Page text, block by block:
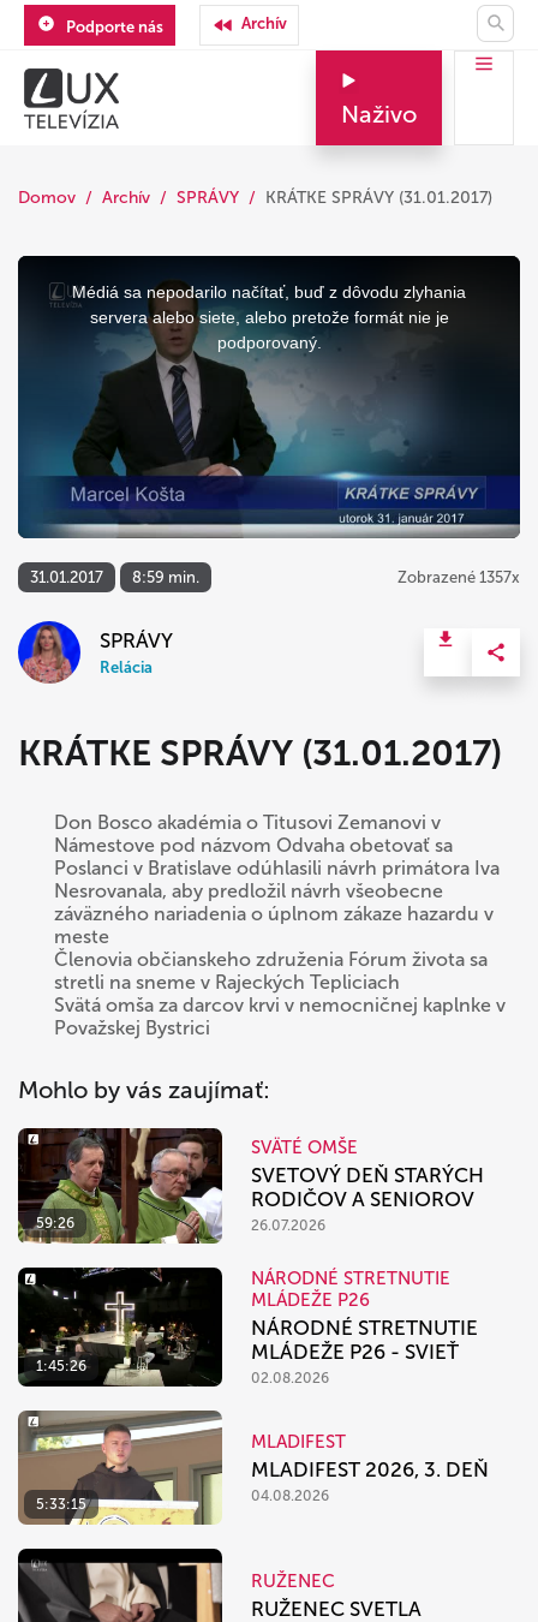
Podporte nás Archív
Naživo
Domov Archív SPRÁVY KRÁTKE SPRÁVY (31.01.2017)
This
modal
window.
Médiá sa nepodarilo načítať, buď z dôvodu zlyhania
servera alebo siete, alebo pretože formát nie je
podporovaný.
31.01.2017 8:59 min. Zobrazené 1357x
SPRÁVY
Relácia
KRÁTKE SPRÁVY (31.01.2017)
Don Bosco akadémia o Titusovi Zemanovi v
Námestove pod názvom Odvaha obetovať sa
Poslanci v Bratislave odúhlasili návrh primátora Iva
Nesrovanala, aby predložil návrh všeobecne
záväzného nariadenia o úplnom zákaze hazardu v
meste
Členovia občianskeho združenia Fórum života sa
stretli na sneme v Rajeckých Tepliciach
Svätá omša za darcov krvi v nemocničnej kaplnke v
Považskej Bystrici
Mohlo by vás zaujímať:
59:26
SVÄTÉ OMŠE
SVETOVÝ DEŇ STARÝCH
RODIČOV A SENIOROV
26.07.2026
1:45:26
NÁRODNÉ STRETNUTIE
MLÁDEŽE P26
NÁRODNÉ STRETNUTIE
MLÁDEŽE P26 - SVIEŤ
02.08.2026
5:33:15
MLADIFEST
MLADIFEST 2026, 3. DEŇ
04.08.2026
RUŽENEC
RUŽENEC SVETLA